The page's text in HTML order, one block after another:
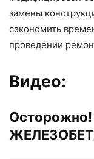
замены
сэкономить
проведении
Видео:
Осторожно!